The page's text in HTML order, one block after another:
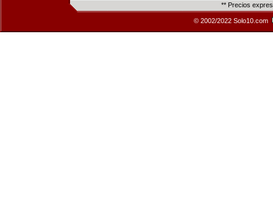
** Precios
© 2002/2022 Solo10.com